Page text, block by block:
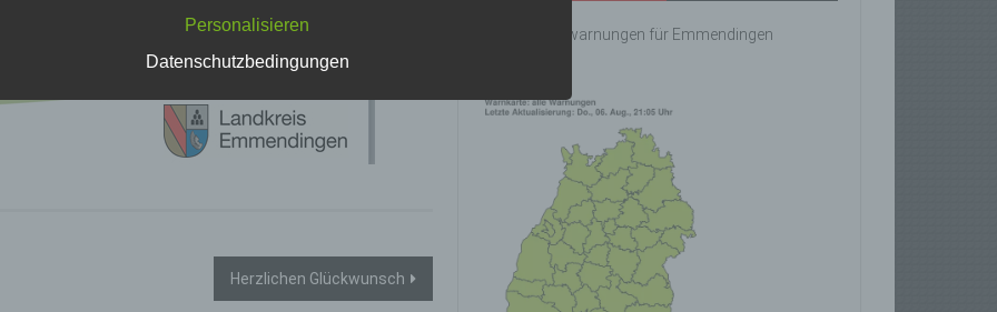
Herzlichen Glückwunsch
Keine Wetterwarnungen für Emmendingen
Richtlinien- und Verordnungsgeber beim Erlass der Datenschutz-
für die Öffentlichkeit als auch für unsere Kunden und Geschäftspartner
lesbar und verständlich sein. Um dies zu gewährleisten, möchten wir vorab
Begrifflichkeiten erläutern.
Personalisieren
Datenschutzbedingungen